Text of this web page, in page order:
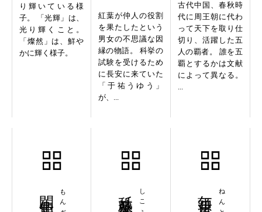
り輝いている様
子。 「光輝」は、
光り輝くこと。
「燦然」は、鮮や
かに輝く様子。
紅葉が仲人の役割
を果たしたという
男女の不思議な因
縁の物語。 科挙の
試験を受けるため
に長安に来ていた
「于祐うゆう」
が、...
古代中国、春秋時
代に周王朝に代わ
って天下を取り仕
切り、活躍した五
人の覇者。 誰を五
覇とするかは文献
によって異なる。
...